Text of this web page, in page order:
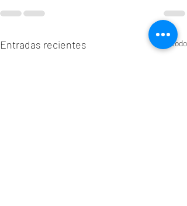
Entradas recientes Ver todo